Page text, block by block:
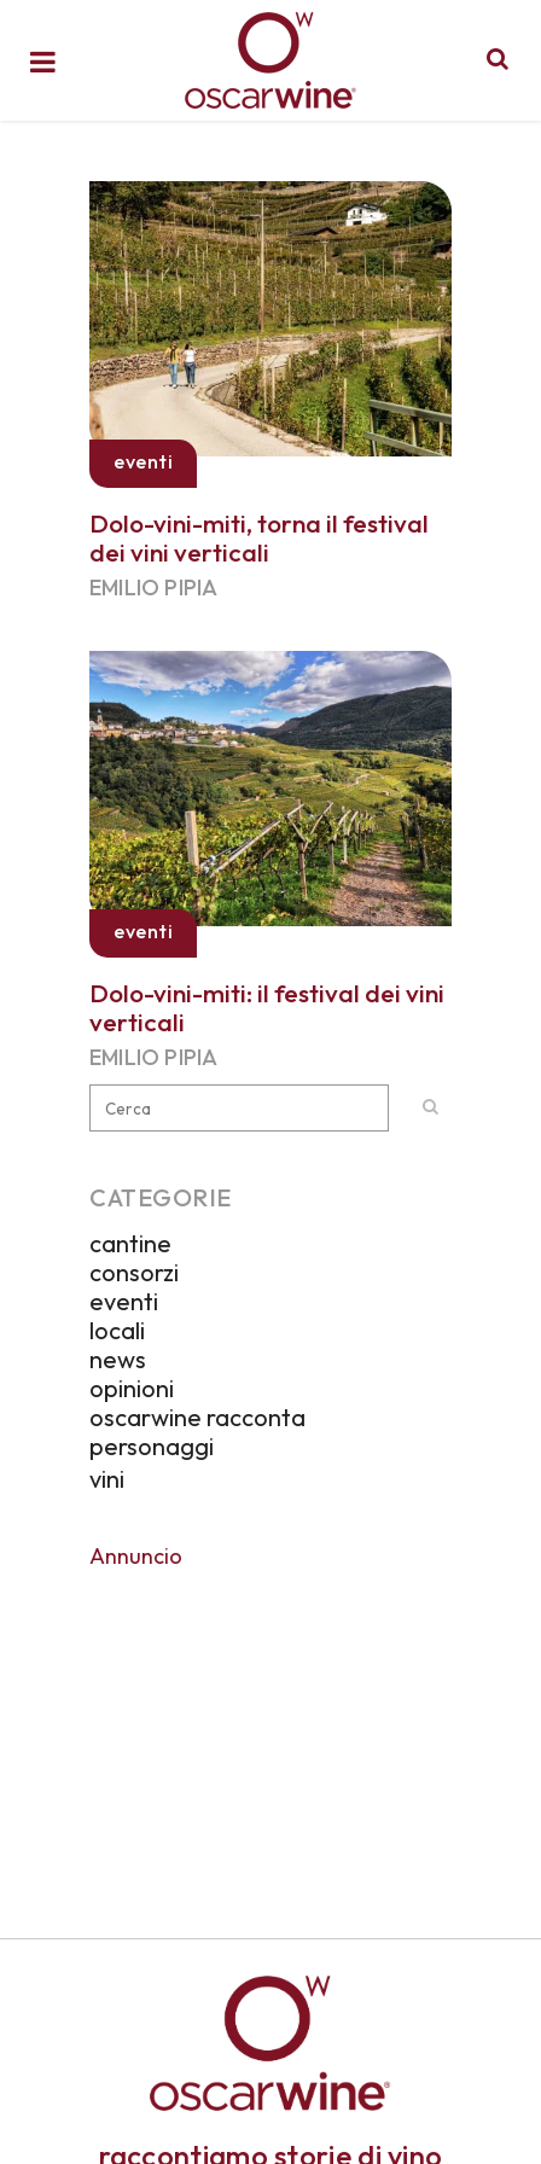
eventi
Dolo-vini-miti, torna il festival
dei vini verticali
EMILIO PIPIA
eventi
Dolo-vini-miti: il festival dei vini
verticali
EMILIO PIPIA
CATEGORIE
cantine
consorzi
eventi
locali
news
opinioni
oscarwine racconta
personaggi
vini
Annuncio
raccontiamo storie di vino